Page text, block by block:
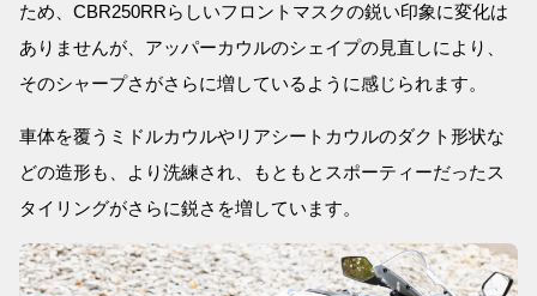
ため、CBR250RRらしいフロントマスクの鋭い印象に変化は
ありませんが、アッパーカウルのシェイプの見直しにより、
そのシャープさがさらに増しているように感じられます。
車体を覆うミドルカウルやリアシートカウルのダクト形状な
どの造形も、より洗練され、もともとスポーティーだったス
タイリングがさらに鋭さを増しています。